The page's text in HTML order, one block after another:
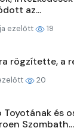
az...
ezelőtt 19
rögzítette, a
20
Toyotának és
Szombath...